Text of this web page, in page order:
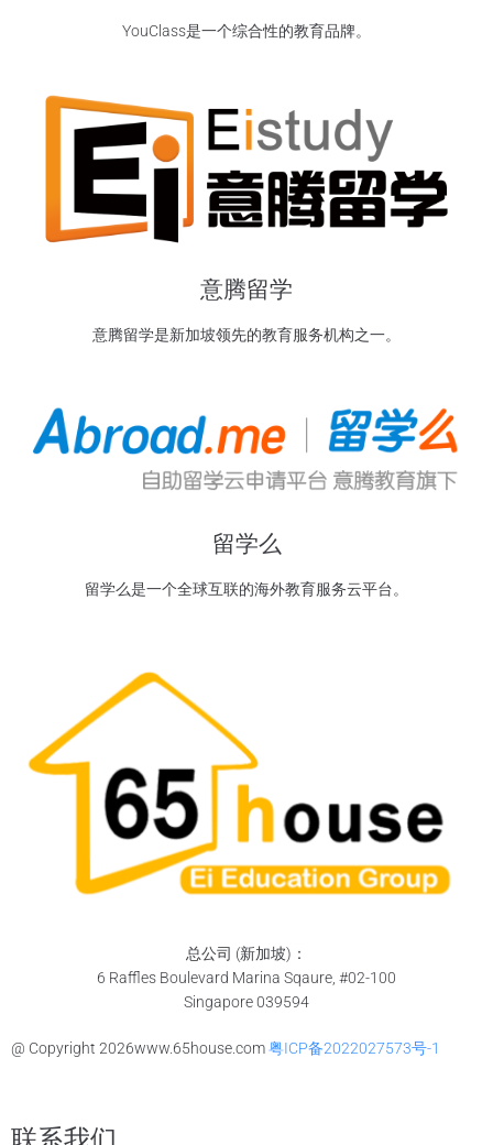
YouClass是一个综合性的教育品牌。
意腾留学
意腾留学是新加坡领先的教育服务机构之一。
留学么
留学么是一个全球互联的海外教育服务云平台。
总公司 (新加坡)：
6 Raffles Boulevard Marina Sqaure, #02-100
Singapore 039594
@ Copyright 2026www.65house.com粤ICP备2022027573号-1